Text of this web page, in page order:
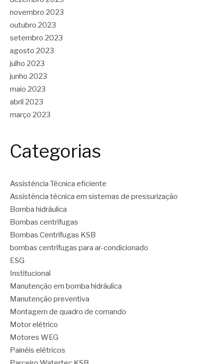
novembro 2023
outubro 2023
setembro 2023
agosto 2023
julho 2023
junho 2023
maio 2023
abril 2023
março 2023
Categorias
Assistência Técnica eficiente
Assistência técnica em sistemas de pressurização
Bomba hidráulica
Bombas centrífugas
Bombas Centrífugas KSB
bombas centrífugas para ar-condicionado
ESG
Institucional
Manutenção em bomba hidráulica
Manutenção preventiva
Montagem de quadro de comando
Motor elétrico
Motores WEG
Painéis elétricos